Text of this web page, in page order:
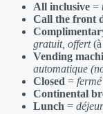
All inclusive =
Call the front
gratuit, offert(à
Vending
automatique
Closed = fermé
Continental
Lunch =